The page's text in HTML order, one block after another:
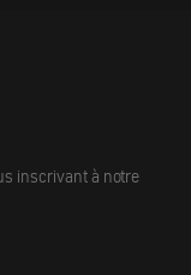
inscrivant à notre